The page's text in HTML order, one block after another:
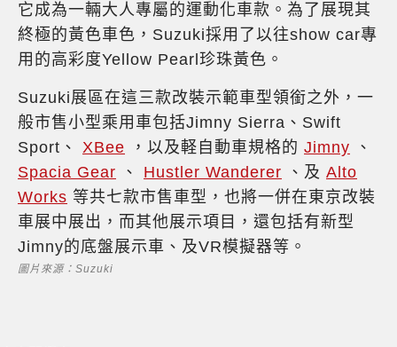
它成為一輛大人專屬的運動化車款。為了展現其
終極的黃色車色，Suzuki採用了以往show car專
用的高彩度Yellow Pearl珍珠黃色。
Suzuki展區在這三款改裝示範車型領銜之外，一
般市售小型乘用車包括Jimny Sierra、Swift
Sport、 XBee ，以及軽自動車規格的 Jimny 、
Spacia Gear 、 Hustler Wanderer 、及 Alto
Works 等共七款市售車型，也將一併在東京改裝
車展中展出，而其他展示項目，還包括有新型
Jimny的底盤展示車、及VR模擬器等。
圖片來源：Suzuki